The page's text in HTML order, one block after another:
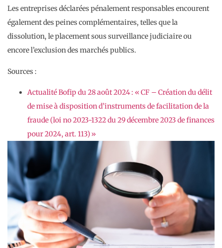
Les entreprises déclarées pénalement responsables encourent
également des peines complémentaires, telles que la
dissolution, le placement sous surveillance judiciaire ou
encore l’exclusion des marchés publics.
Sources :
Actualité Bofip du 28 août 2024 : « CF – Création du délit
de mise à disposition d’instruments de facilitation de la
fraude (loi no 2023-1322 du 29 décembre 2023 de finances
pour 2024, art. 113) »